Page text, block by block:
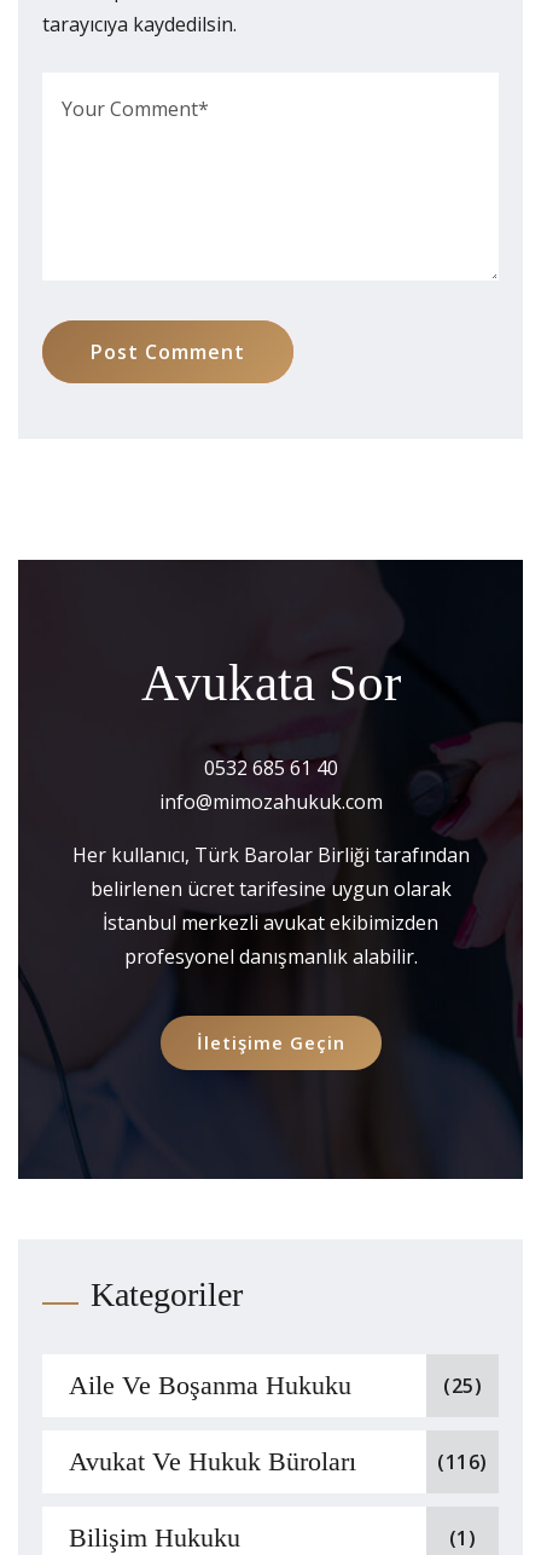
tarayıcıya kaydedilsin.
Post Comment
Avukata Sor
0532 685 61 40
info@mimozahukuk.com
Her kullanıcı, Türk Barolar Birliği tarafından
belirlenen ücret tarifesine uygun olarak
İstanbul merkezli avukat ekibimizden
profesyonel danışmanlık alabilir.
İletişime Geçin
Kategoriler
Aile Ve Boşanma Hukuku (25)
Avukat Ve Hukuk Büroları (116)
Bilişim Hukuku (1)